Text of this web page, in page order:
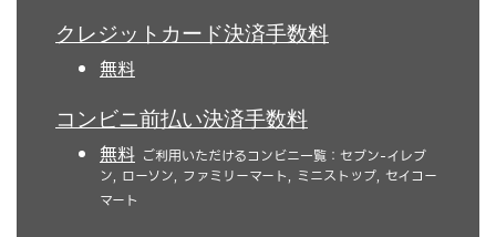
クレジットカード決済手数料
無料
コンビニ前払い決済手数料
無料 ご利用いただけるコンビニ一覧：セブン-イレブ
ン, ローソン, ファミリーマート, ミニストップ, セイコー
マート